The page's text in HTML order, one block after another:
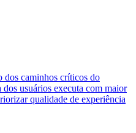
dos caminhos críticos do
usuários executa com maior
qualidade de experiência